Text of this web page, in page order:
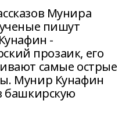
Мунира
пишут
-
прозаик, его
самые острые
Мунир Кунафин
башкирскую